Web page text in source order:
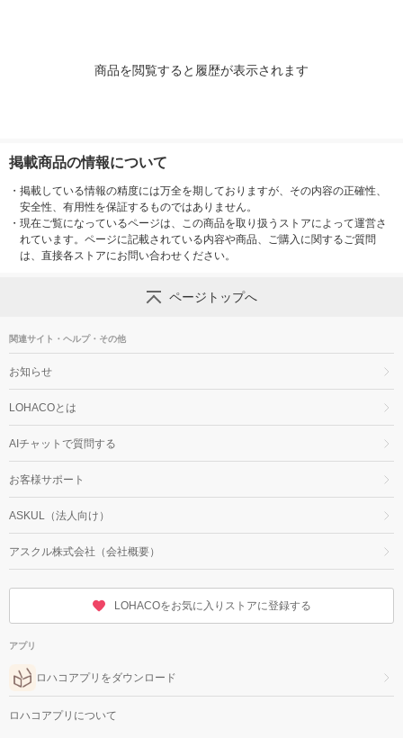
商品を閲覧すると履歴が表示されます
掲載商品の情報について
・ 掲載している情報の精度には万全を期しておりますが、その内容の正確性、
安全性、有用性を保証するものではありません。
・ 現在ご覧になっているページは、この商品を取り扱うストアによって運営さ
れています。ページに記載されている内容や商品、ご購入に関するご質問
は、直接各ストアにお問い合わせください。
ページトップへ
関連サイト・ヘルプ・その他
お知らせ
LOHACOとは
AIチャットで質問する
お客様サポート
ASKUL（法人向け）
アスクル株式会社（会社概要）
LOHACOをお気に入りストアに登録する
アプリ
ロハコアプリをダウンロード
ロハコアプリについて